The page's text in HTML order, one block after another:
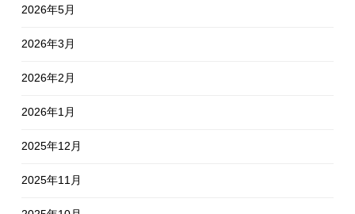
2026年5月
2026年3月
2026年2月
2026年1月
2025年12月
2025年11月